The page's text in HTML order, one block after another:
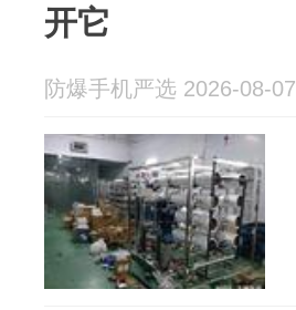
开它
防爆手机严选 2026-08-07